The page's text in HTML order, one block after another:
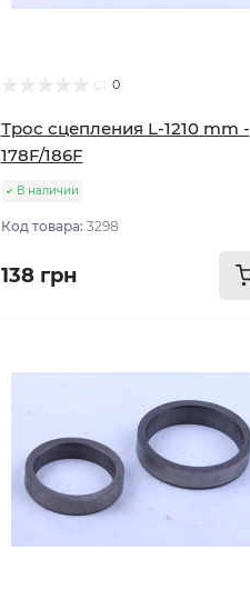
0
Трос сцепления L-1210 mm -
178F/186F
В наличии
Код товара: 3298
138 грн